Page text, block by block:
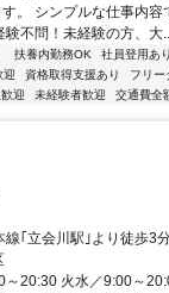
。 シンプルな仕事内
験不問！未経験の方、大
扶養内勤務OK 社員登用あり
迎 資格取得支援あり フリー
迎 未経験者歓迎 交通費全
線｢立会川駅｣より徒歩3
～20:30 火水／9:00～